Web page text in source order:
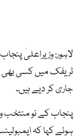
لاہور: وزیراعلیٰپنجاب
ٹریفکمیںکسیبھی
جاریکر دیےہیں۔
پنجاب کے نو منتخب
ہوئے کہا کہ